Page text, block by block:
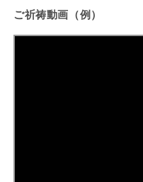
ご祈祷動画（例）